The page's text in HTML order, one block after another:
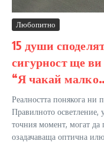
Любопитно
15 души
сигурност ще
“Я чакай
Реалността понякога ни
Правилното осветление,
точния момент, могат да
озадачаваща оптична